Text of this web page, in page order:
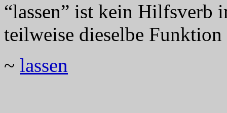
“lassen” ist kein Hilfsverb
teilweise dieselbe
~ lassen